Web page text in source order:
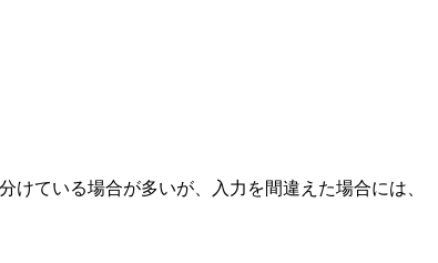
ている場合が多いが、入力を間違えた場合には、